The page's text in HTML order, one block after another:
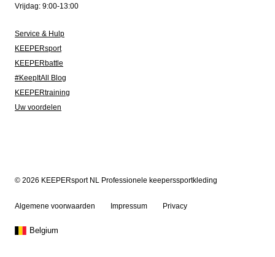
Vrijdag: 9:00-13:00
Service & Hulp
KEEPERsport
KEEPERbattle
#KeepItAll Blog
KEEPERtraining
Uw voordelen
© 2026 KEEPERsport NL Professionele keeperssportkleding
Algemene voorwaarden Impressum Privacy
Belgium